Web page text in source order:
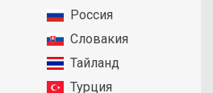
Россия
Словакия
Тайланд
Турция